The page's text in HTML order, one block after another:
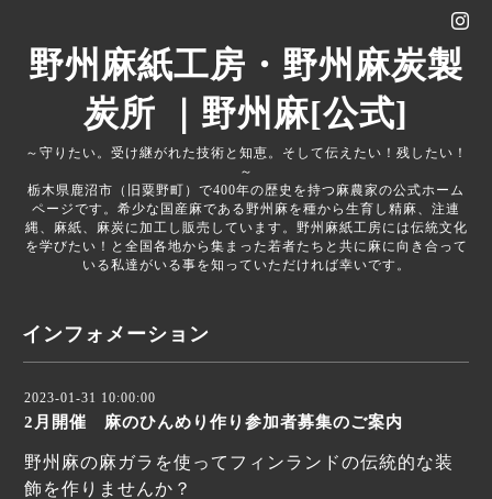
野州麻紙工房・野州麻炭製
炭所 ｜野州麻[公式]
～守りたい。受け継がれた技術と知恵。そして伝えたい！残したい！
～
栃木県鹿沼市（旧粟野町）で400年の歴史を持つ麻農家の公式ホーム
ページです。希少な国産麻である野州麻を種から生育し精麻、注連
縄、麻紙、麻炭に加工し販売しています。野州麻紙工房には伝統文化
を学びたい！と全国各地から集まった若者たちと共に麻に向き合って
いる私達がいる事を知っていただければ幸いです。
インフォメーション
2023-01-31 10:00:00
2月開催 麻のひんめり作り参加者募集のご案内
野州麻の麻ガラを使ってフィンランドの伝統的な装
飾を作りませんか？